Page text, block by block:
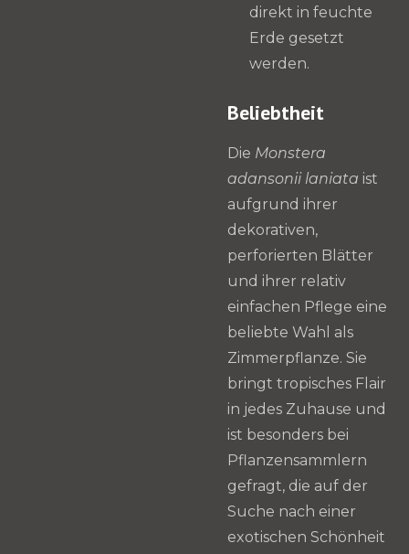
direkt in feuchte
Erde gesetzt
werden.
Beliebtheit
Die Monstera
adansonii laniata ist
aufgrund ihrer
dekorativen,
perforierten Blätter
und ihrer relativ
einfachen Pflege eine
beliebte Wahl als
Zimmerpflanze. Sie
bringt tropisches Flair
in jedes Zuhause und
ist besonders bei
Pflanzensammlern
gefragt, die auf der
Suche nach einer
exotischen Schönheit